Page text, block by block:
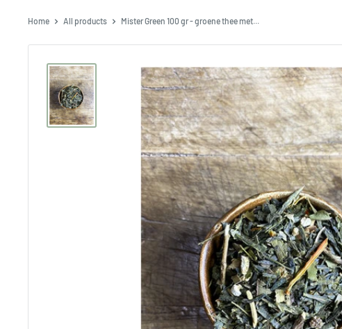
Home All products Mister Green 100 gr - groene thee met...